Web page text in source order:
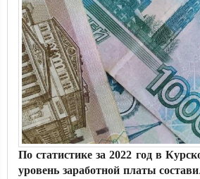
По статистике за 2022 год в
уровень заработной платы